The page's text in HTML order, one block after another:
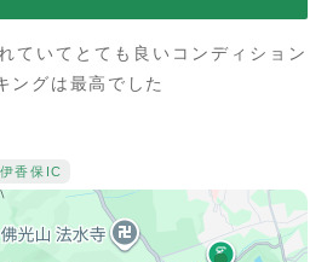
ていてとても良いコンディション
ングは最高でした
香保IC